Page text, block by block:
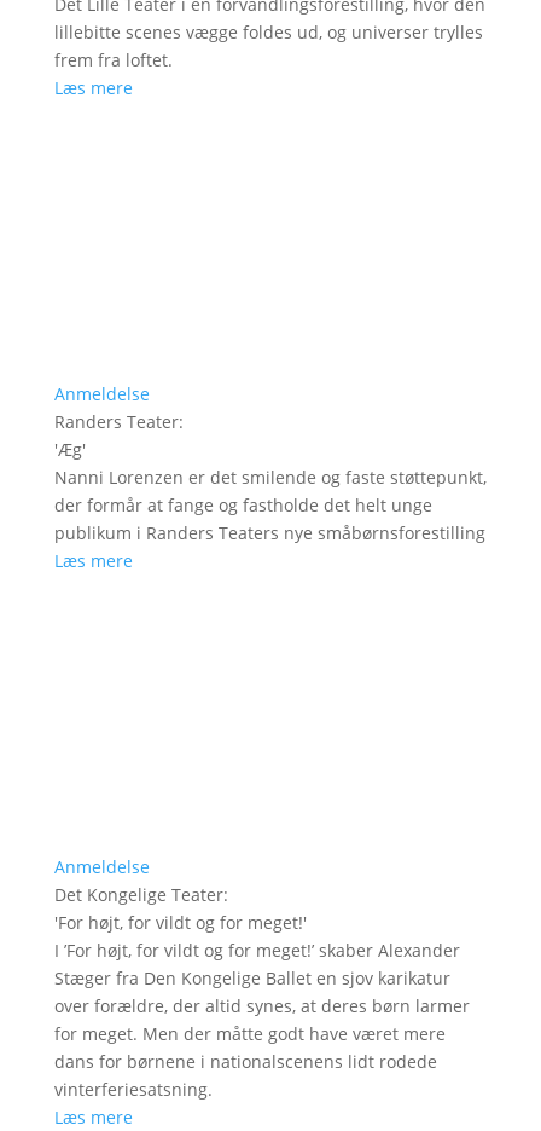
lillebitte scenes vægge foldes ud, og universer trylles
frem fra loftet.
Læs mere
Anmeldelse
Randers Teater:
'Æg'
Nanni Lorenzen er det smilende og faste støttepunkt,
der formår at fange og fastholde det helt unge
publikum i Randers Teaters nye småbørnsforestilling
Læs mere
Anmeldelse
Det Kongelige Teater:
'For højt, for vildt og for meget!'
I ’For højt, for vildt og for meget!’ skaber Alexander
Stæger fra Den Kongelige Ballet en sjov karikatur
over forældre, der altid synes, at deres børn larmer
for meget. Men der måtte godt have været mere
dans for børnene i nationalscenens lidt rodede
vinterferiesatsning.
Læs mere